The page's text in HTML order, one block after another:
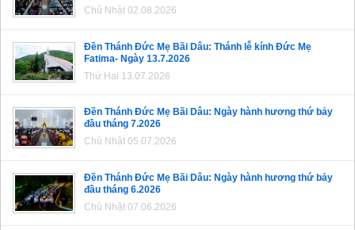
Chủ Nhật 02.08.2026
Đền Thánh Đức Mẹ Bãi Dâu: Thánh lễ kính Đức Mẹ
Fatima- Ngày 13.7.2026
Thứ Hai 13.07.2026
Đền Thánh Đức Mẹ Bãi Dâu: Ngày hành hương thứ bảy
đầu tháng 7.2026
Chủ Nhật 05.07.2026
Đền Thánh Đức Mẹ Bãi Dâu: Ngày hành hương thứ bảy
đầu tháng 6.2026
Chủ Nhật 07.06.2026